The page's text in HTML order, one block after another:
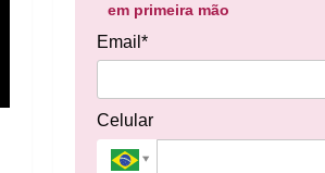
em primeira mão
Email*
Celular